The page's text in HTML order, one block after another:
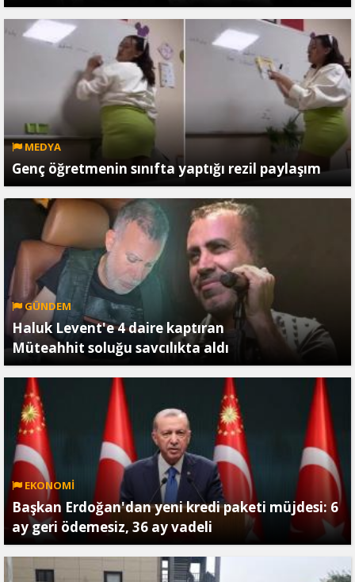
MEDYA
Genç öğretmenin sınıfta yaptığı rezil paylaşım
GÜNDEM
Haluk Levent'e 4 daire kaptıran
Müteahhit soluğu savcılıkta aldı
EKONOMİ
Başkan Erdoğan'dan yeni kredi paketi müjdesi: 6
ay geri ödemesiz, 36 ay vadeli